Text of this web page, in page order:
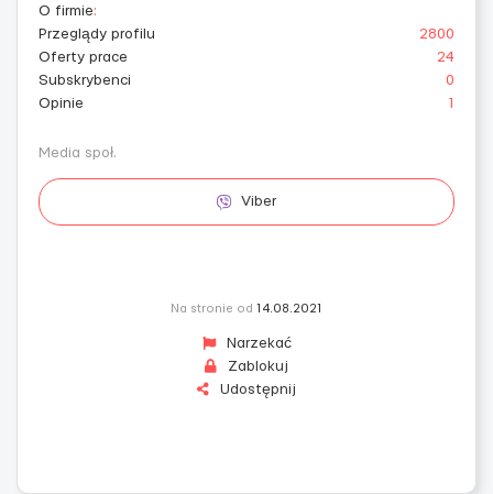
O firmie:
Przeglądy profilu
2800
Oferty prace
24
Subskrybenci
0
Opinie
1
Media społ.
Viber
Na stronie od 14.08.2021
Narzekać
Zablokuj
Udostępnij